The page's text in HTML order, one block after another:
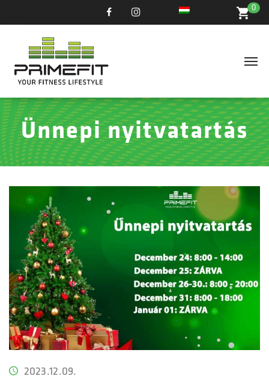
0
Ünnepi nyitvatartás
2023.12.09.